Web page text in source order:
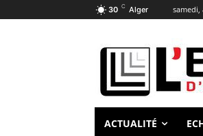
30 C Alger samedi,
ACTUALITÉ